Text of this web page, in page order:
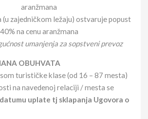
aranžmana
(u zajedničkom ležaju) ostvaruje popust
40% na cenu aranžmana
umanjenja za sopstveni prevoz
OBUHVATA
turističke klase (od 16 – 87 mesta)
na navedenoj relaciji / mesta se
datumu uplate tj sklapanja Ugovora o